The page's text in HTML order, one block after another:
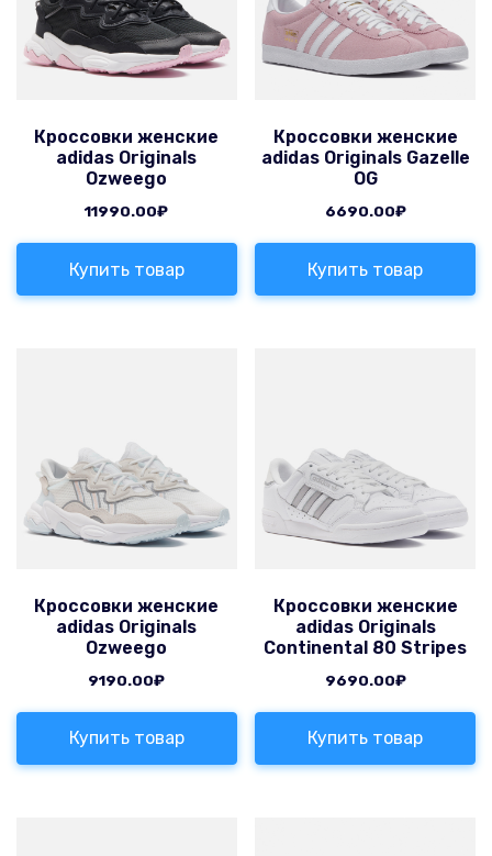
Кроссовки женские
adidas Originals
Ozweego
11990.00₽
Купить товар
Кроссовки женские
adidas Originals Gazelle
OG
6690.00₽
Купить товар
Кроссовки женские
adidas Originals
Ozweego
9190.00₽
Купить товар
Кроссовки женские
adidas Originals
Continental 80 Stripes
9690.00₽
Купить товар